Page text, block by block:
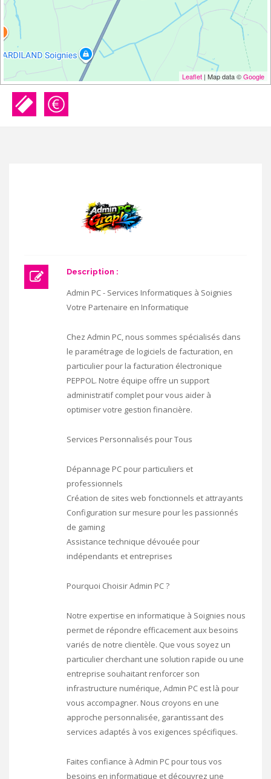
Leaflet | Map data ©Google
Description :
Admin PC - Services Informatiques à Soignies
Votre Partenaire en Informatique
Chez Admin PC, nous sommes spécialisés dans
le paramétrage de logiciels de facturation, en
particulier pour la facturation électronique
PEPPOL. Notre équipe offre un support
administratif complet pour vous aider à
optimiser votre gestion financière.
Services Personnalisés pour Tous
Dépannage PC pour particuliers et
professionnels
Création de sites web fonctionnels et attrayants
Configuration sur mesure pour les passionnés
de gaming
Assistance technique dévouée pour
indépendants et entreprises
Pourquoi Choisir Admin PC ?
Notre expertise en informatique à Soignies nous
permet de répondre efficacement aux besoins
variés de notre clientèle. Que vous soyez un
particulier cherchant une solution rapide ou une
entreprise souhaitant renforcer son
infrastructure numérique, Admin PC est là pour
vous accompagner. Nous croyons en une
approche personnalisée, garantissant des
services adaptés à vos exigences spécifiques.
Faites confiance à Admin PC pour tous vos
besoins en informatique et découvrez une